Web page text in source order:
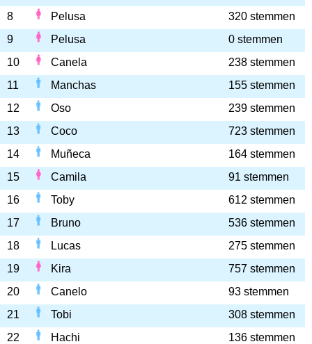
8
Pelusa
320 stemmen
9
Pelusa
0 stemmen
10
Canela
238 stemmen
11
Manchas
155 stemmen
12
Oso
239 stemmen
13
Coco
723 stemmen
14
Muñeca
164 stemmen
15
Camila
91 stemmen
16
Toby
612 stemmen
17
Bruno
536 stemmen
18
Lucas
275 stemmen
19
Kira
757 stemmen
20
Canelo
93 stemmen
21
Tobi
308 stemmen
22
Hachi
136 stemmen